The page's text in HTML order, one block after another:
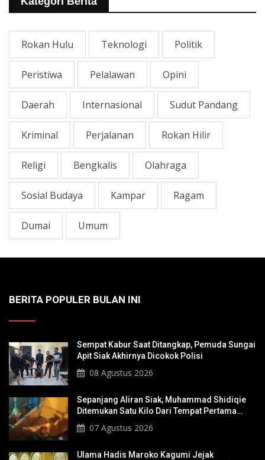
Rokan Hulu Teknologi Politik
Peristiwa Pelalawan Opini
Daerah Internasional Sudut Pandang
Kriminal Perjalanan Rokan Hilir
Religi Bengkalis Olahraga
Sosial Budaya Kampar Ragam
Dumai Umum
BERITA POPULER BULAN INI
Sempat Kabur Saat Ditangkap, Pemuda Sungai
Apit Siak Akhirnya Dicokok Polisi
08 Agustus 2026
Sepanjang Aliran Siak, Muhammad Shidiqie
Ditemukan Satu Kilo Dari Tempat Pertama
Tenggelam
07 Agustus 2026
Ulama Hadis Maroko Kagumi Jejak